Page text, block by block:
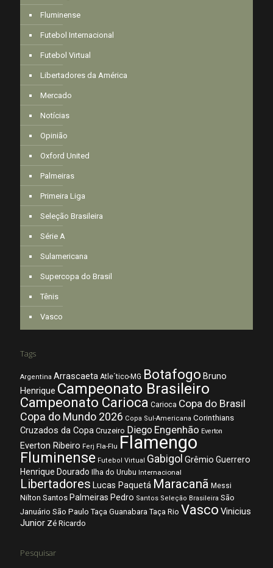
Fluminense
Futebol Internacional
Futebol Virtual
Libertadores da América
Mercado
Notícias
Opinião
Oxford United
Palmeiras
Primeira Liga
Seleção Brasileira
Série A
Sulamericana
Supercopa do Brasil
Tênis
Vasco
Tags
Argentina Arrascaeta Atle´tico-MG Botafogo Bruno
Henrique Campeonato Brasileiro
Campeonato Carioca Carioca Copa do Brasil
Copa do Mundo 2026 Copa Sul-Americana Corinthians
Cruzados da Copa Cruzeiro Diego Engenhão Everton
Everton Ribeiro Ferj Fla-Flu Flamengo
Fluminense Futebol Virtual Gabigol Grêmio Guerrero
Henrique Dourado Ilha do Urubu Internacional
Libertadores Lucas Paquetá Maracanã Messi
Nilton Santos Palmeiras Pedro Santos Seleção Brasileira São
Januário São Paulo Taça Guanabara Taça Rio Vasco Vinicius
Junior Zé Ricardo
Pesquisar